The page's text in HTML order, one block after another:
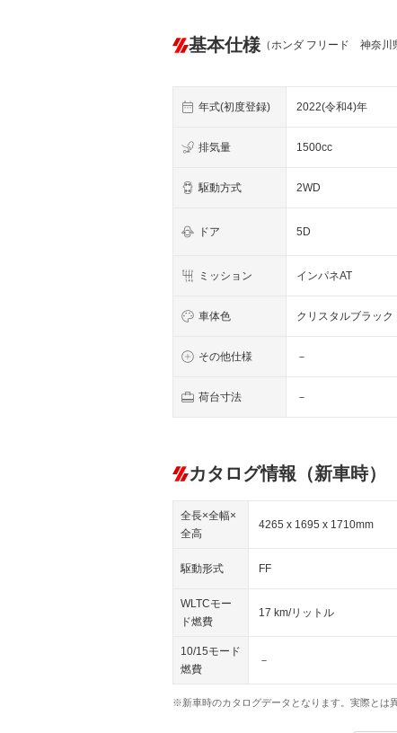
基本仕様 （ホンダ フリード 神奈川
年式(初度登録) 2022(令和4)年
排気量 1500cc
駆動方式 2WD
ドア 5D
ミッション インパネAT
車体色 クリスタルブラック
その他仕様 －
荷台寸法 －
カタログ情報（新車時）
全長×全幅×
全高
4265 x 1695 x 1710mm
駆動形式 FF
WLTCモー
ド燃費
17 km/リットル
10/15モード
燃費
－
※新車時のカタログデータとなります。実際とは